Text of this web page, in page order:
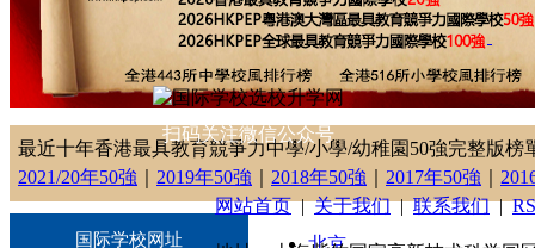
最近十年香港最具教育競爭力中學/小學/幼稚園50強完整版榜
2021/20年50強
2019年50強 2018年50強 2017年50強
国际学校网址
北京
扫码关注微信公众号
网站首页|关于我们|联系我们|